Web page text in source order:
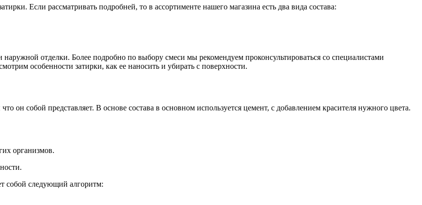
Если рассматривать подробней, то в ассортименте нашего магазина есть два вида состава:
отделки. Более подробно по выбору смеси мы рекомендуем проконсультироваться со специалистами
особенности затирки, как ее наносить и убирать с поверхности.
он собой представляет. В основе состава в основном используется цемент, с добавлением красителя нужного цвета.
организмов.
собой следующий алгоритм: